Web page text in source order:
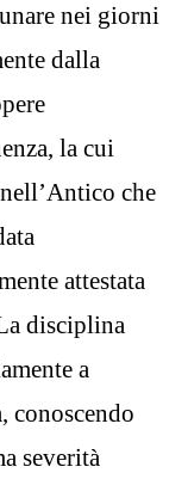
nei giorni
dalla
la cui
che
attestata
disciplina
a
conoscendo
severità